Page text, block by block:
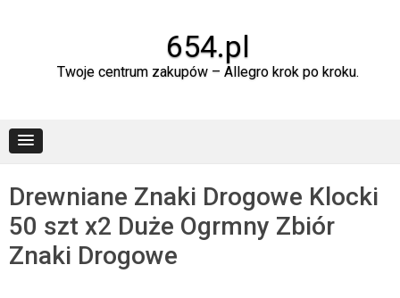
654.pl
Twoje centrum zakupów – Allegro krok po kroku.
Drewniane Znaki Drogowe Klocki
50 szt x2 Duże Ogrmny Zbiór
Znaki Drogowe